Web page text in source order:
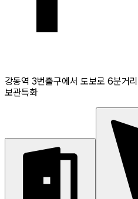
강동역 3번출구에서 도보로 6분거
보관특화